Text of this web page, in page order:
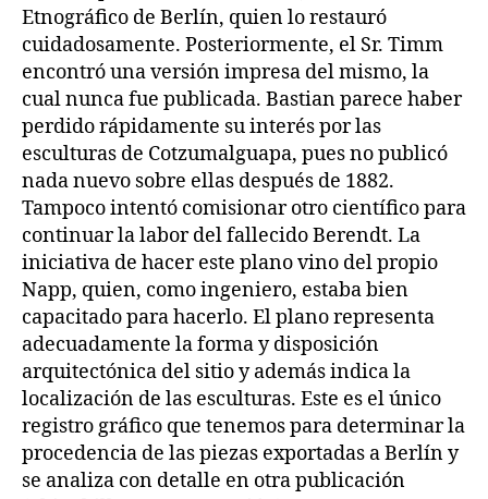
Etnográfico de Berlín, quien lo restauró
cuidadosamente. Posteriormente, el Sr. Timm
encontró una versión impresa del mismo, la
cual nunca fue publicada. Bastian parece haber
perdido rápidamente su interés por las
esculturas de Cotzumalguapa, pues no publicó
nada nuevo sobre ellas después de 1882.
Tampoco intentó comisionar otro científico para
continuar la labor del fallecido Berendt. La
iniciativa de hacer este plano vino del propio
Napp, quien, como ingeniero, estaba bien
capacitado para hacerlo. El plano representa
adecuadamente la forma y disposición
arquitectónica del sitio y además indica la
localización de las esculturas. Este es el único
registro gráfico que tenemos para determinar la
procedencia de las piezas exportadas a Berlín y
se analiza con detalle en otra publicación